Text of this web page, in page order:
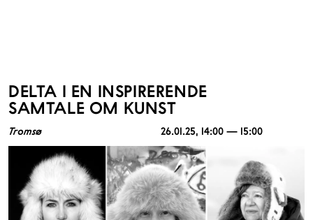
DELTA I EN INSPIRERENDE
SAMTALE OM KUNST
Tromsø 26.01.25, 14:00 — 15:00